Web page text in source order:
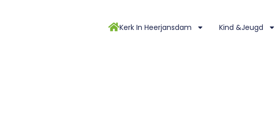
Kerk In Heerjansdam Kind &Jeugd